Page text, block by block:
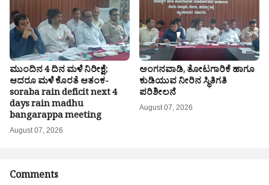
ಮುಂದಿನ 4 ದಿನ ಮಳೆ ನಿರೀಕ್ಷೆ;
ಆದರೂ ಮಳೆ ಕೊರತೆ ಆತಂಕ-
soraba rain deficit next 4
days rain madhu
bangarappa meeting
August 07, 2026
ಅಂಗನವಾಡಿ, ತೋಟಗಾರಿಕೆ ಹಾಗೂ
ಕುಡಿಯುವ ನೀರಿನ ಸ್ಥಿತಿಗತಿ
ಪರಿಶೀಲನೆ
August 07, 2026
Comments